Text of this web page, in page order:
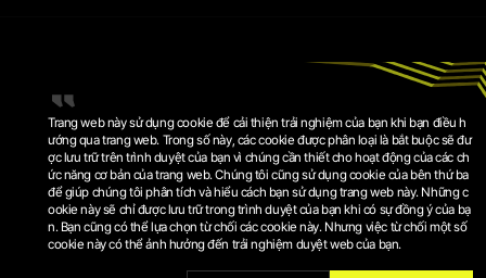
CHÍNH SÁCH QUYỀN RIÊNG TƯ
ĐIỀU KHOẢN SỬ DỤNG
CHÍNH SÁCH COOKIE
CÀI ĐẶT COOKIE
PUBG IS A REGISTERED TRADEMARK OR SERVICE MARK OFKRAFTON, INC.
Trang web này sử dụng cookie để cải thiện trải nghiệm của bạn khi bạn điều h
ướng qua trang web. Trong số này, các cookie được phân loại là bắt buộc sẽ đư
ợc lưu trữ trên trình duyệt của bạn vì chúng cần thiết cho hoạt động của các ch
ức năng cơ bản của trang web. Chúng tôi cũng sử dụng cookie của bên thứ ba
để giúp chúng tôi phân tích và hiểu cách bạn sử dụng trang web này. Những c
ookie này sẽ chỉ được lưu trữ trong trình duyệt của bạn khi có sự đồng ý của bạ
n. Bạn cũng có thể lựa chọn từ chối các cookie này. Nhưng việc từ chối một số
cookie này có thể ảnh hưởng đến trải nghiệm duyệt web của bạn.